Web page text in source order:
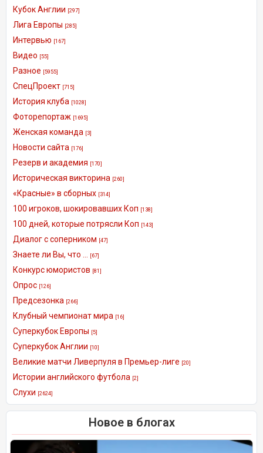
Кубок Англии [297]
Лига Европы [285]
Интервью [167]
Видео [55]
Разное [5955]
СпецПроект [715]
История клуба [1028]
Фоторепортаж [1695]
Женская команда [3]
Новости сайта [176]
Резерв и академия [170]
Историческая викторина [260]
«Красные» в сборных [314]
100 игроков, шокировавших Коп [138]
100 дней, которые потрясли Коп [143]
Диалог с соперником [47]
Знаете ли Вы, что ... [67]
Конкурс юмористов [81]
Опрос [126]
Предсезонка [266]
Клубный чемпионат мира [16]
Суперкубок Европы [5]
Суперкубок Англии [10]
Великие матчи Ливерпуля в Премьер-лиге [20]
Истории английского футбола [2]
Слухи [2624]
Новое в блогах